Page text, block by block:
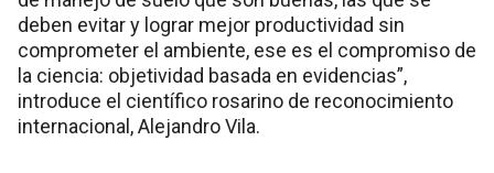
deben evitar y lograr mejor productividad sin
comprometer el ambiente, ese es el compromiso de
la ciencia: objetividad basada en evidencias”,
introduce el científico rosarino de reconocimiento
internacional, Alejandro Vila.